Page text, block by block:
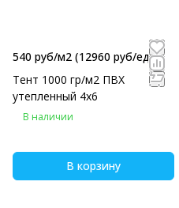
540 руб/м2 (12960 руб/eд)
Тент 1000 гр/м2 ПВХ
утепленный 4х6
В наличии
В корзину